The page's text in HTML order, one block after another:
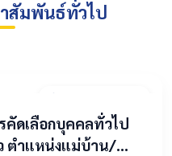
สัมพันธ์ทั่วไป
คัดเลือกบุคคลทั่วไป
ตำแหน่งแม่บ้าน/